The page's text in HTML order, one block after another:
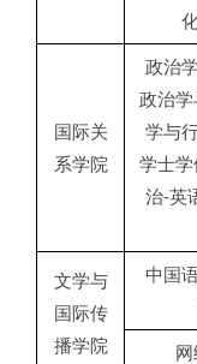
国际关
系学院
政治
政治
学与
学士
治-英
文学与
国际传
播学院
中国